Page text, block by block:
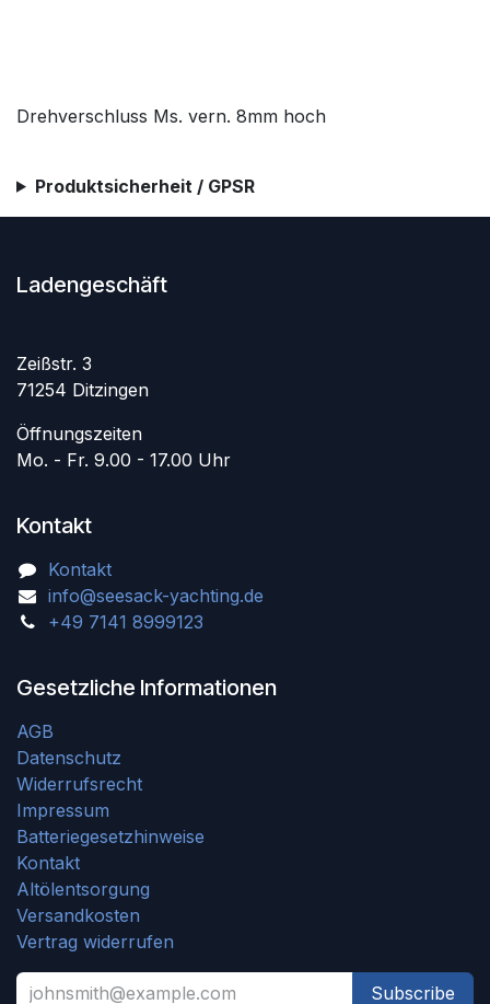
Drehverschluss Ms. vern. 8mm hoch
Produktsicherheit / GPSR
Ladengeschäft
Zeißstr. 3
71254 Ditzingen
Öffnungszeiten
Mo. - Fr. 9.00 - 17.00 Uhr
Kontakt
Kontakt
info@seesack-yachting.de
+49 7141 8999123
Gesetzliche Informationen
AGB
Datenschutz
Widerrufsrecht
Impressum
Batteriegesetzhinweise
Kontakt
Altölentsorgung
Versandkosten
Vertrag widerrufen
Subscribe